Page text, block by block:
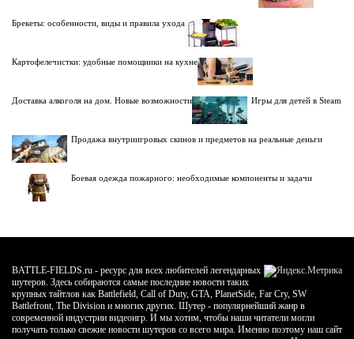
Брекеты: особенности, виды и правила ухода
Картофелечистки: удобные помощники на кухне
Доставка алкоголя на дом. Новые возможности Игры для детей в Steam
Продажа внутриигровых скинов и предметов на реальные деньги
Боевая одежда пожарного: необходимые компоненты и задачи
BATTLE-FIELDS.ru - ресурс для всех любителей легендарных
шутеров. Здесь собираются самые последние новости таких
крупных тайтлов как Battlefield, Call of Duty, GTA, PlanetSide, Far Cry, SW
Battlefront, The Division и многих других. Шутер - популярнейший жанр в
современной индустрии видеоигр. И мы хотим, чтобы наши читатели могли
получать только свежие новости шутеров со всего мира. Именно поэтому наш сайт